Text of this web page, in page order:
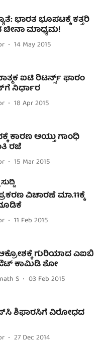
ಭಾರತ ಭೂಪಟಕ್ಕೆ ಕತ್ತರಿ
ಚೀನಾ ಮಾಧ್ಯಮ!
14 May 2015
ಐಟಿ ರಿಟರ್ನ್ಸ್ ಫಾರಂ
ನಿರ್ಧಾರ
18 Apr 2015
ಕಾರಣ ಆಯ್ತು ಗಾಂಧಿ
ರಜೆ
15 Mar 2015
ವಿಚಾರಣೆ ಮಾ.11ಕ್ಕೆ
11 Feb 2015
ಗುರಿಯಾದ ಎಐಬಿ
ಕಾಮಿಡಿ ಶೋ
S
03 Feb 2015
ಶಿಫಾರಸಿಗೆ ವಿರೋಧದ
27 Dec 2014